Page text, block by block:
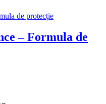
– Formula de